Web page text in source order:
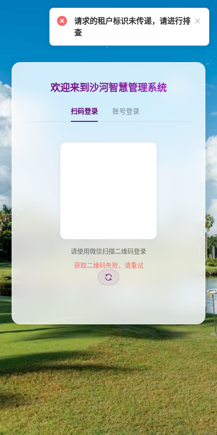
欢迎来到沙河智慧管理系统
扫码登录 账号登录
请使用微信扫描二维码登录
获取二维码失败，请重试
请求的租户标识未传递，请进行排
查